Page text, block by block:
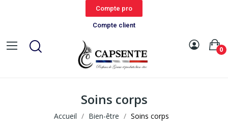
Compte pro
Compte client
0
Soins corps
Accueil Bien-être Soins corps